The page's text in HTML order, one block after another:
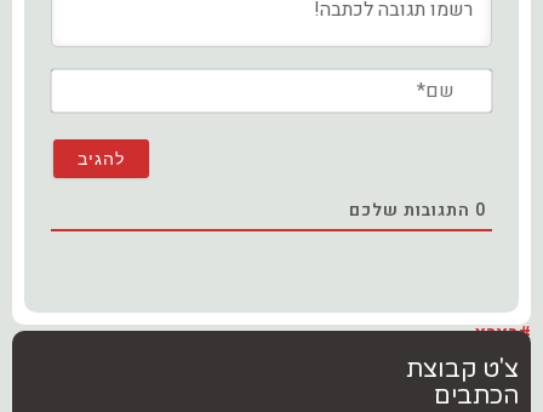
0 התגובות שלכם
#בארץ
צ'ט קבוצת
הכתבים